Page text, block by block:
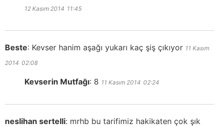
12 Kasım 2014 11:45
Beste: Kevser hanim aşağı yukarı kaç şiş çıkıyor 11 Kasım
2014 02:08
Kevserin Mutfağı: 8 11 Kasım 2014 02:24
neslihan sertelli: mrhb bu tarifimiz hakikaten çok şık